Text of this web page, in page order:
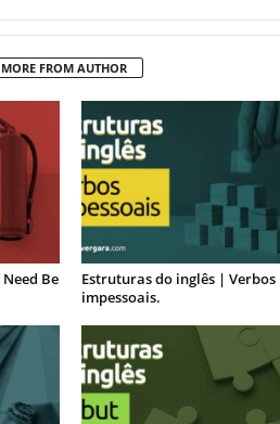
MORE FROM AUTHOR
Be
Estruturas do inglês | Verbos
impessoais.